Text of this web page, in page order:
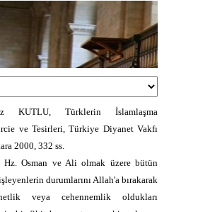
KUTLU, Türklerin İslamlaşma
ve Tesirleri, Türkiye Diyanet Vakfı
2000, 332 ss.
Hz. Osman ve Ali olmak üzere bütün
durumlarını Allah'a bırakarak
veya cehennemlik oldukları